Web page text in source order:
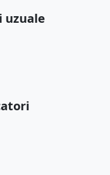
uzuale